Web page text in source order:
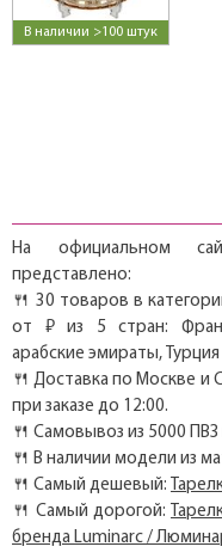
В наличии >100 штук
На официальном
представлено:
🍴 30 товаров в
от ₽ из 5 стран:
арабские эмираты, Турция
🍴 Доставка по Москве и
при заказе до 12:00.
🍴 Самовывоз из 5000 ПВЗ
🍴 В наличии модели из
🍴 Самый дешевый:
🍴 Самый дорогой:
бренда Luminarc /